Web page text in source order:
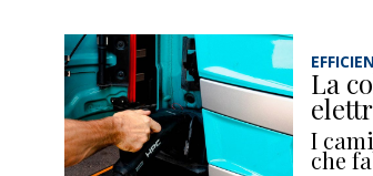
La
I
che